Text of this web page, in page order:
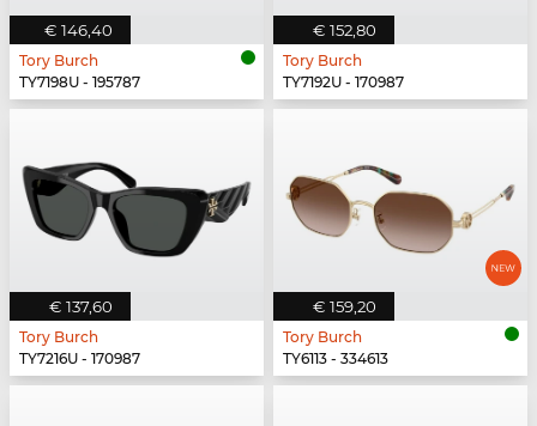
€ 146,40
Tory Burch
TY7198U - 195787
€ 152,80
Tory Burch
TY7192U - 170987
€ 137,60
Tory Burch
TY7216U - 170987
€ 159,20
Tory Burch
TY6113 - 334613